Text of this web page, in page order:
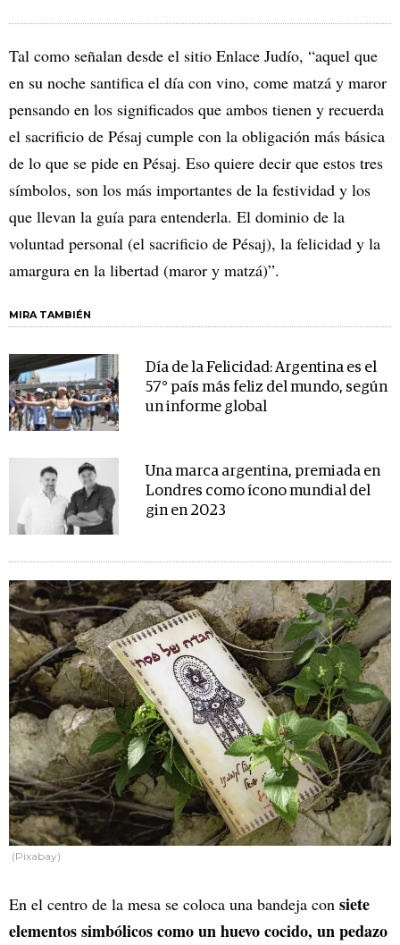
Tal como señalan desde el sitio Enlace Judío, “aquel que
en su noche santifica el día con vino, come matzá y maror
pensando en los significados que ambos tienen y recuerda
el sacrificio de Pésaj cumple con la obligación más básica
de lo que se pide en Pésaj. Eso quiere decir que estos tres
símbolos, son los más importantes de la festividad y los
que llevan la guía para entenderla. El dominio de la
voluntad personal (el sacrificio de Pésaj), la felicidad y la
amargura en la libertad (maror y matzá)”.
MIRA TAMBIÉN
Día de la Felicidad: Argentina es el
57° país más feliz del mundo, según
un informe global
Una marca argentina, premiada en
Londres como ícono mundial del
gin en 2023
(Pixabay)
En el centro de la mesa se coloca una bandeja con siete
elementos simbólicos como un huevo cocido, un pedazo